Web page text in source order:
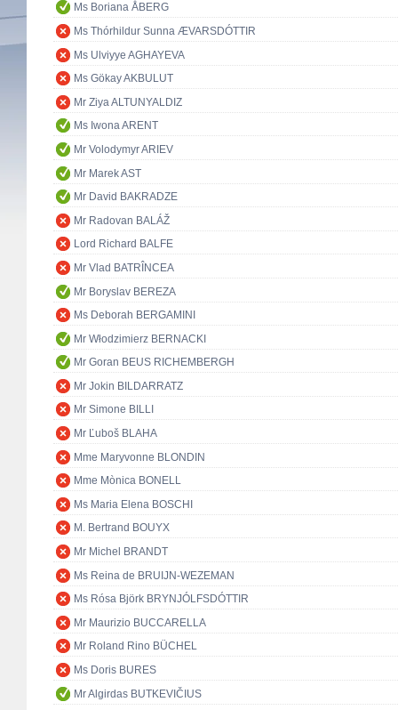
Ms Boriana ÅBERG
Ms Thórhildur Sunna ÆVARSDÓTTIR
Ms Ulviyye AGHAYEVA
Ms Gökay AKBULUT
Mr Ziya ALTUNYALDIZ
Ms Iwona ARENT
Mr Volodymyr ARIEV
Mr Marek AST
Mr David BAKRADZE
Mr Radovan BALÁŽ
Lord Richard BALFE
Mr Vlad BATRÎNCEA
Mr Boryslav BEREZA
Ms Deborah BERGAMINI
Mr Włodzimierz BERNACKI
Mr Goran BEUS RICHEMBERGH
Mr Jokin BILDARRATZ
Mr Simone BILLI
Mr Ľuboš BLAHA
Mme Maryvonne BLONDIN
Mme Mònica BONELL
Ms Maria Elena BOSCHI
M. Bertrand BOUYX
Mr Michel BRANDT
Ms Reina de BRUIJN-WEZEMAN
Ms Rósa Björk BRYNJÓLFSDÓTTIR
Mr Maurizio BUCCARELLA
Mr Roland Rino BÜCHEL
Ms Doris BURES
Mr Algirdas BUTKEVIČIUS